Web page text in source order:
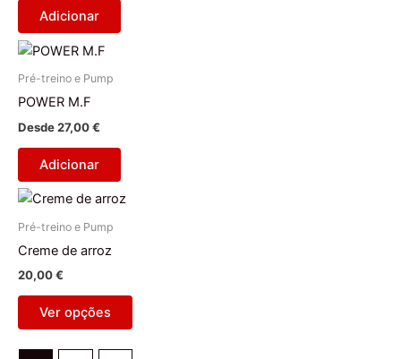
Adicionar
Pré-treino e Pump
POWER M.F
Desde27,00€
Adicionar
Pré-treino e Pump
Creme de arroz
20,00€
Ver opções
This
product
variants.
The
options
may